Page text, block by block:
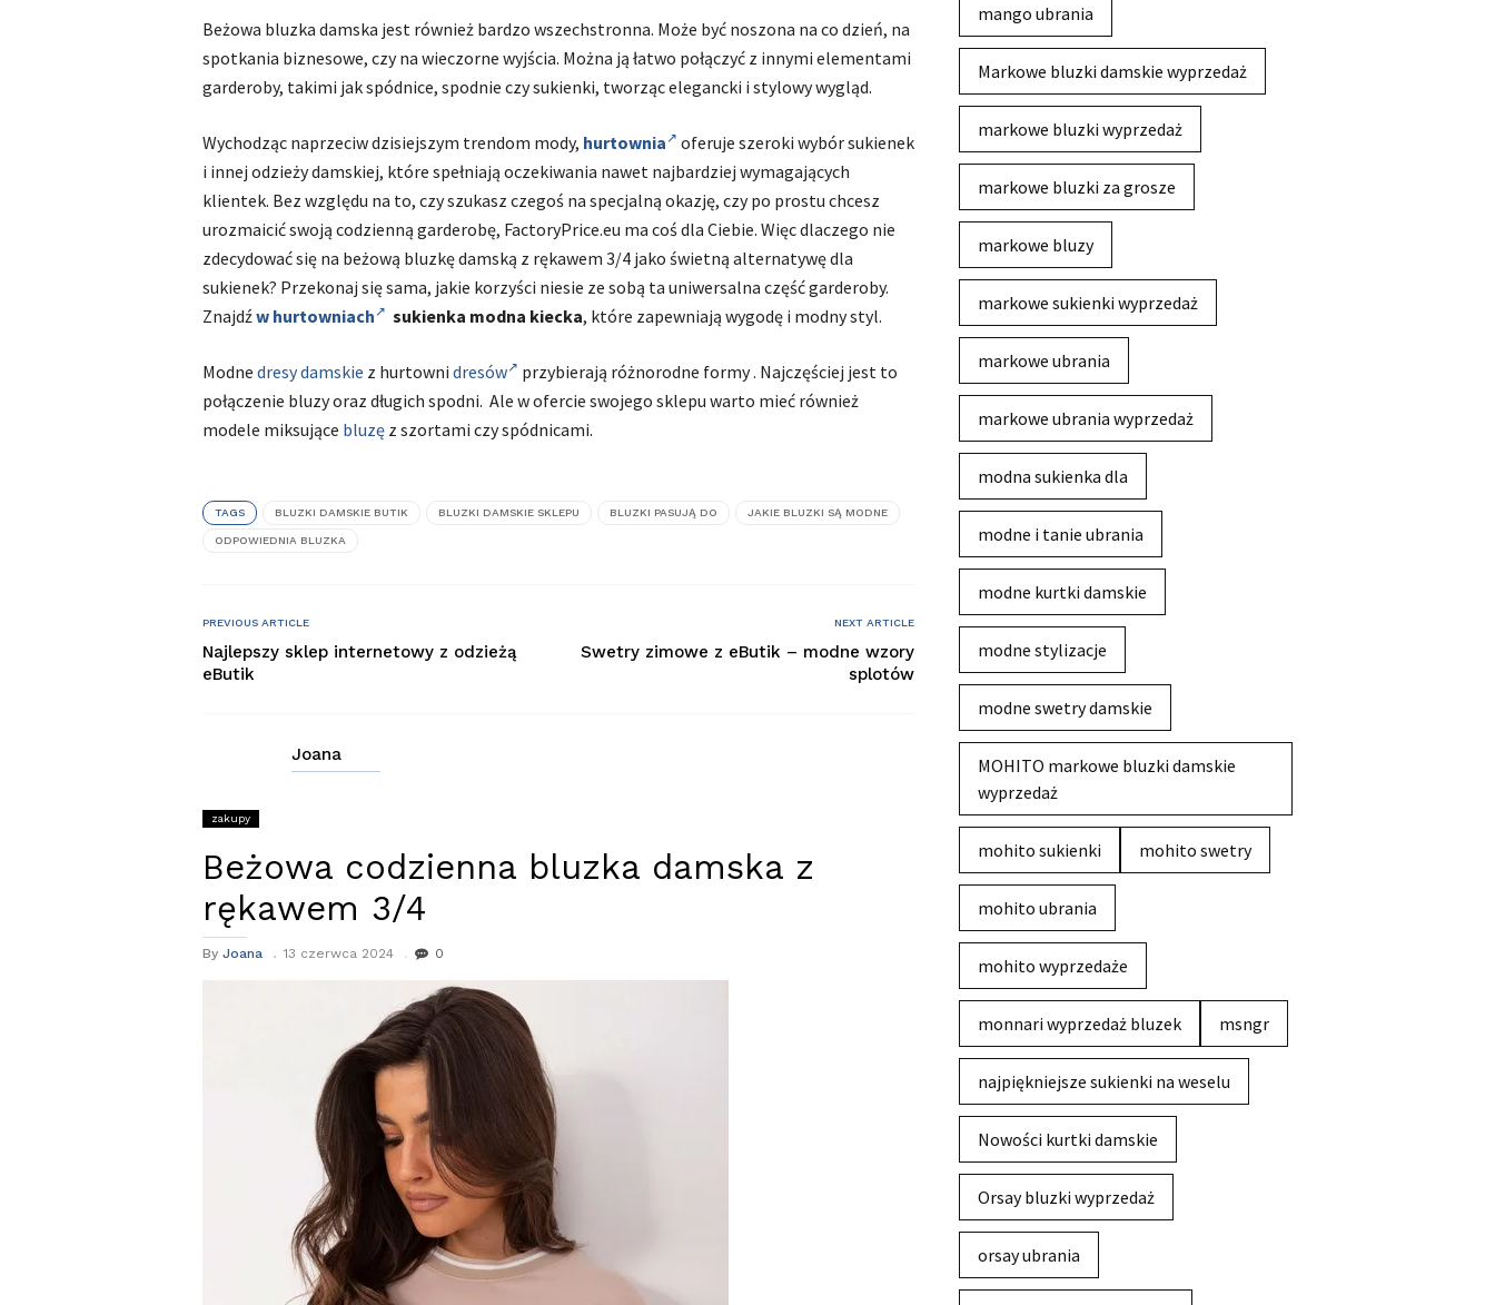
Beżowa bluzka damska jest również bardzo wszechstronna. Może być noszona na co dzień, na
spotkania biznesowe, czy na wieczorne wyjścia. Można ją łatwo połączyć z innymi elementami
garderoby, takimi jak spódnice, spodnie czy sukienki, tworząc elegancki i stylowy wygląd.
Wychodząc naprzeciw dzisiejszym trendom mody, hurtownia
oferuje szeroki wybór sukienek
i innej odzieży damskiej, które spełniają oczekiwania nawet najbardziej wymagających
klientek. Bez względu na to, czy szukasz czegoś na specjalną okazję, czy po prostu chcesz
urozmaicić swoją codzienną garderobę, FactoryPrice.eu ma coś dla Ciebie. Więc dlaczego nie
zdecydować się na beżową bluzkę damską z rękawem 3/4 jako świetną alternatywę dla
sukienek? Przekonaj się sama, jakie korzyści niesie ze sobą ta uniwersalna część garderoby.
Znajdźw hurtowniach sukienka modna kiecka, które zapewniają wygodę i modny styl.
Modne dresy damskie z hurtowni dresów
przybierają różnorodne formy . Najczęściej jest to
połączenie bluzy oraz długich spodni. Ale w ofercie swojego sklepu warto mieć również
modele miksujące bluzę z szortami czy spódnicami.
TAGS BLUZKI DAMSKIE BUTIK BLUZKI DAMSKIE SKLEPU BLUZKI PASUJĄ DO JAKIE BLUZKI SĄ MODNE
ODPOWIEDNIA BLUZKA
PREVIOUS ARTICLE
Najlepszy sklep internetowy z odzieżą
eButik
NEXT ARTICLE
Swetry zimowe z eButik – modne wzory
splotów
Joana
zakupy
Beżowa codzienna bluzka damska z
rękawem 3/4
By Joana 13 czerwca 2024 0
mango ubrania
Markowe bluzki damskie wyprzedaż
markowe bluzki wyprzedaż
markowe bluzki za grosze
markowe bluzy
markowe sukienki wyprzedaż
markowe ubrania
markowe ubrania wyprzedaż
modna sukienka dla
modne i tanie ubrania
modne kurtki damskie
modne stylizacje
modne swetry damskie
MOHITO markowe bluzki damskie
wyprzedaż
mohito sukienki mohito swetry
mohito ubrania
mohito wyprzedaże
monnari wyprzedaż bluzek msngr
najpiękniejsze sukienki na weselu
Nowości kurtki damskie
Orsay bluzki wyprzedaż
orsay ubrania